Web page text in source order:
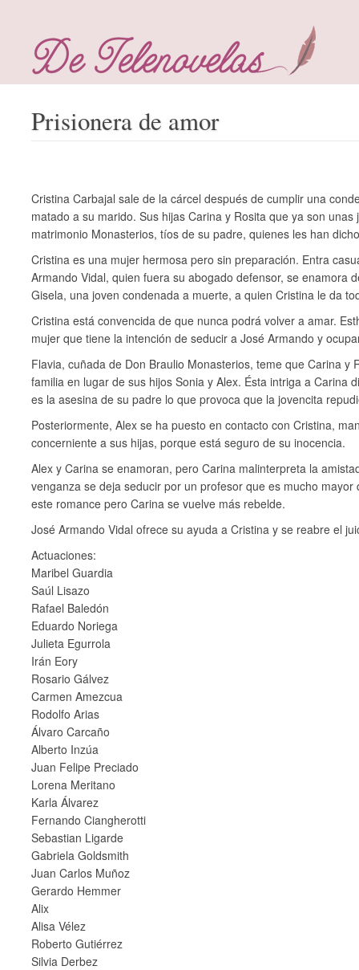
Prisionera de amor
Cristina Carbajal sale de la cárcel después de cumplir una
matado a su marido. Sus hijas Carina y Rosita que ya son unas
matrimonio Monasterios, tíos de su padre, quienes les han
Cristina es una mujer hermosa pero sin preparación. Entra
Armando Vidal, quien fuera su abogado defensor, se enamora
Gisela, una joven condenada a muerte, a quien Cristina le da
Cristina está convencida de que nunca podrá volver a amar.
mujer que tiene la intención de seducir a José Armando y
Flavia, cuñada de Don Braulio Monasterios, teme que Carina y
familia en lugar de sus hijos Sonia y Alex. Ésta intriga a Carina
es la asesina de su padre lo que provoca que la jovencita
Posteriormente, Alex se ha puesto en contacto con Cristina,
concerniente a sus hijas, porque está seguro de su inocencia.
Alex y Carina se enamoran, pero Carina malinterpreta la
venganza se deja seducir por un profesor que es mucho
este romance pero Carina se vuelve más rebelde.
José Armando Vidal ofrece su ayuda a Cristina y se reabre el
Actuaciones:
Maribel Guardia
Saúl Lisazo
Rafael Baledón
Eduardo Noriega
Julieta Egurrola
Irán Eory
Rosario Gálvez
Carmen Amezcua
Rodolfo Arias
Álvaro Carcaño
Alberto Inzúa
Juan Felipe Preciado
Lorena Meritano
Karla Álvarez
Fernando Ciangherotti
Sebastian Ligarde
Gabriela Goldsmith
Juan Carlos Muñoz
Gerardo Hemmer
Alix
Alisa Vélez
Roberto Gutiérrez
Silvia Derbez